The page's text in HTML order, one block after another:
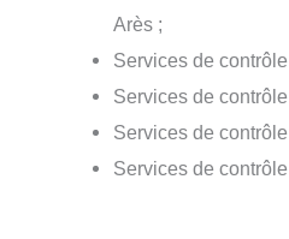
Arès ;
Services de
Services de
Services de
Services de